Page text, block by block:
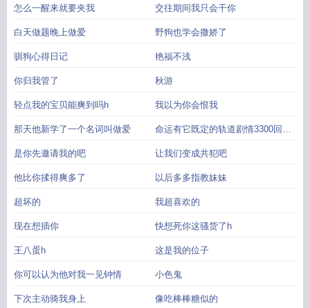
住h
怎么一醒来就要夹我 交往期间我只会干你
白天做题晚上做爱 野狗也学会撒娇了
驯狗心得日记 艳福不浅
你归我管了 秋游
轻点我的宝贝能爽到吗h 我以为你会恨我
那天他新学了一个名词叫做爱 命运有它既定的轨道剧情3300回忆
完
是你先邀请我的吧 让我们变成共犯吧
他比你揉得爽多了 以后多多指教妹妹
超坏的 我超喜欢的
现在想插你 快想死你这骚货了h
王八蛋h 这是我的位子
你可以认为他对我一见钟情 小色鬼
下次主动骑我身上 像吃棒棒糖似的